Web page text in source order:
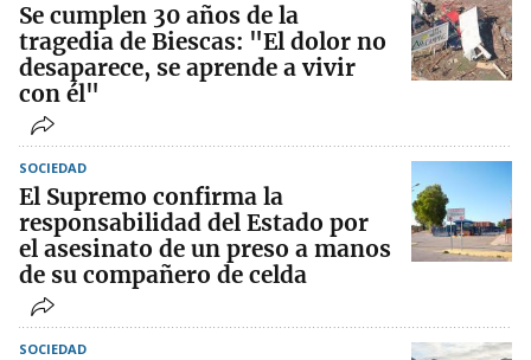
Se cumplen 30 años de la
tragedia de Biescas: "El dolor no
desaparece, se aprende a vivir
con él"
SOCIEDAD
El Supremo confirma la
responsabilidad del Estado por
el asesinato de un preso a manos
de su compañero de celda
SOCIEDAD